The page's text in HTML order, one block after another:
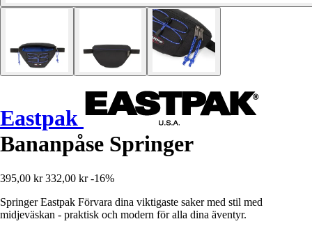
Eastpak
Bananpåse Springer
395,00 kr 332,00 kr -16%
Springer Eastpak Förvara dina viktigaste saker med stil med
midjeväskan - praktisk och modern för alla dina äventyr.